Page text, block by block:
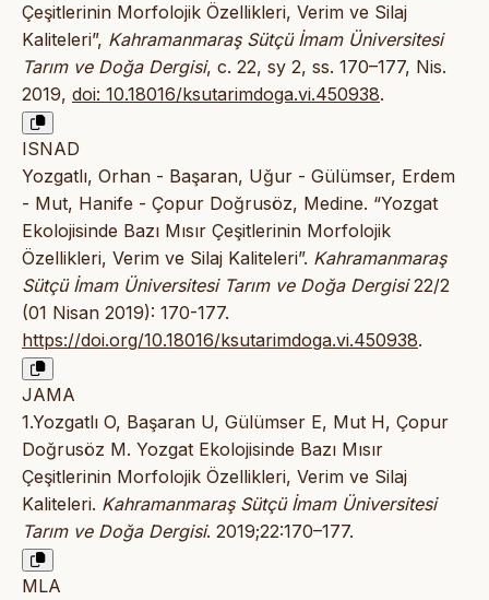
Çeşitlerinin Morfolojik Özellikleri, Verim ve Silaj
Kaliteleri”, Kahramanmaraş Sütçü İmam Üniversitesi
Tarım ve Doğa Dergisi, c. 22, sy 2, ss. 170–177, Nis.
2019, doi: 10.18016/ksutarimdoga.vi.450938.
ISNAD
Yozgatlı, Orhan - Başaran, Uğur - Gülümser, Erdem
- Mut, Hanife - Çopur Doğrusöz, Medine. “Yozgat
Ekolojisinde Bazı Mısır Çeşitlerinin Morfolojik
Özellikleri, Verim ve Silaj Kaliteleri”. Kahramanmaraş
Sütçü İmam Üniversitesi Tarım ve Doğa Dergisi22/2
(01 Nisan 2019): 170-177.
https://doi.org/10.18016/ksutarimdoga.vi.450938.
JAMA
1.Yozgatlı O, Başaran U, Gülümser E, Mut H, Çopur
Doğrusöz M. Yozgat Ekolojisinde Bazı Mısır
Çeşitlerinin Morfolojik Özellikleri, Verim ve Silaj
Kaliteleri. Kahramanmaraş Sütçü İmam Üniversitesi
Tarım ve Doğa Dergisi. 2019;22:170–177.
MLA